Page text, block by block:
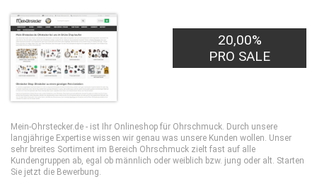
20,00%
PRO SALE
Mein-Ohrstecker.de - ist Ihr Onlineshop für Ohrschmuck. Durch unsere
langjährige Expertise wissen wir genau was unsere Kunden wollen. Unser
sehr breites Sortiment im Bereich Ohrschmuck zielt fast auf alle
Kundengruppen ab, egal ob männlich oder weiblich bzw. jung oder alt. Starten
Sie jetzt die Bewerbung.